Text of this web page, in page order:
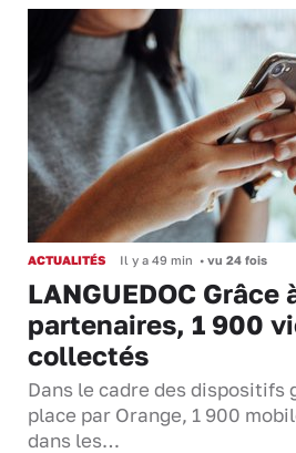
ACTUALITÉS Il y a 49 min • vu 24 fois
LANGUEDOC Grâce
partenaires, 1 900
collectés
Dans le cadre des
place par Orange, 1 900
dans les…